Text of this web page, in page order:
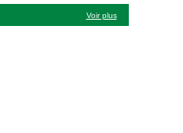
Voir plus